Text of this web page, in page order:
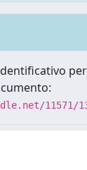
11571/